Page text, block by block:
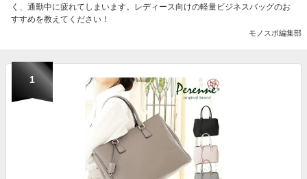
く、通勤中に疲れてしまいます。レディース向けの軽量ビジネスバッグのお
すすめを教えてください！
モノスポ編集部
1